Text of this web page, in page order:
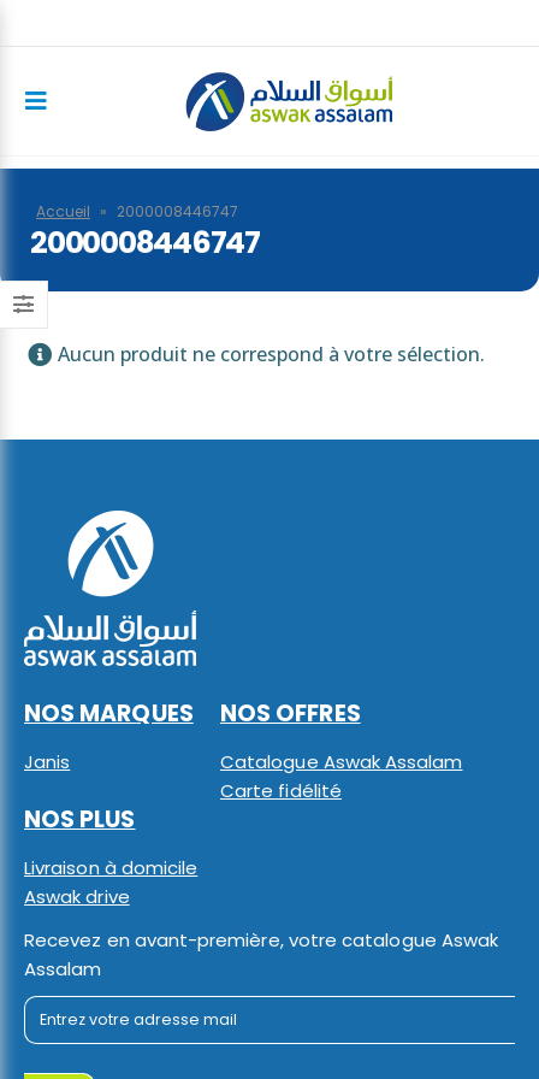
Accueil » 2000008446747
2000008446747
Aucun produit ne correspond à votre sélection.
NOS MARQUES
Janis
NOS OFFRES
Catalogue Aswak Assalam
Carte fidélité
NOS PLUS
Livraison à domicile
Aswak drive
Recevez en avant-première, votre catalogue Aswak
Assalam